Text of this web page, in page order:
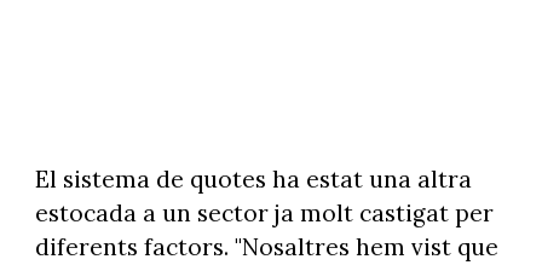
El sistema de quotes ha estat una altra
estocada a un sector ja molt castigat per
diferents factors. "Nosaltres hem vist que